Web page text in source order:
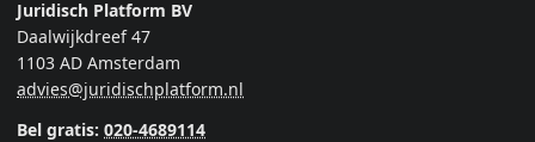
Juridisch Platform BV
Daalwijkdreef 47
1103 AD Amsterdam
advies@juridischplatform.nl
Bel gratis: 020-4689114